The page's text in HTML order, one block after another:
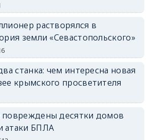
растворялся в
земли «Севастопольского»
станка: чем интересна новая
крымского просветителя
повреждены десятки домов
атаки БПЛА